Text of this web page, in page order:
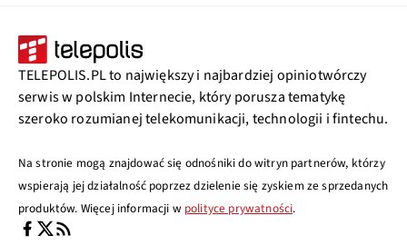
TELEPOLIS.PL to największy i najbardziej opiniotwórczy
serwis w polskim Internecie, który porusza tematykę
szeroko rozumianej telekomunikacji, technologii i fintechu.
Na stronie mogą znajdować się odnośniki do witryn partnerów, którzy
wspierają jej działalność poprzez dzielenie się zyskiem ze sprzedanych
produktów. Więcej informacji w polityce prywatności.